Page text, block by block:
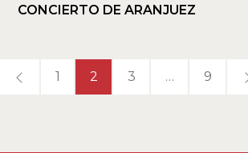
CONCIERTO DE ARANJUEZ
1 2 3 … 9